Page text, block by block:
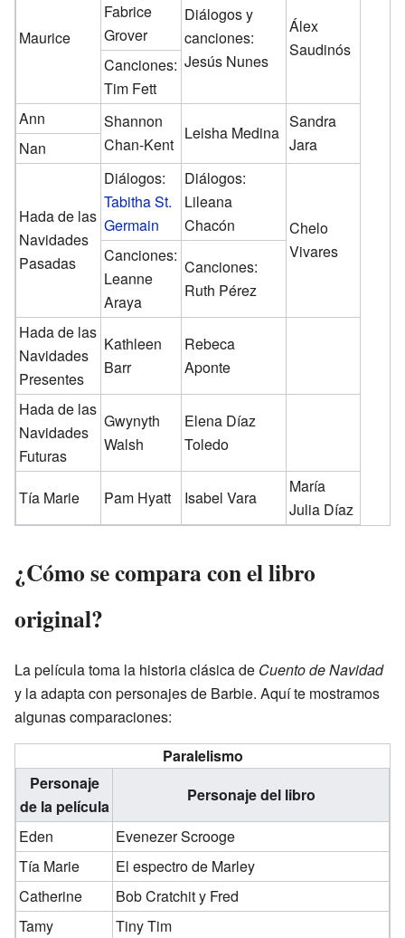
Maurice
Fabrice
Grover
Diálogos y
canciones:
Jesús Nunes
Álex
Saudinós
Canciones:
Tim Fett
Ann
Shannon
Chan-Kent
Leisha Medina
Sandra
Jara
Nan
Hada de las
Navidades
Pasadas
Diálogos:
Tabitha St.
Germain
Diálogos:
Lileana
Chacón
Chelo
Vivares
Canciones:
Leanne
Araya
Canciones:
Ruth Pérez
Hada de las
Navidades
Presentes
Kathleen
Barr
Rebeca
Aponte
Hada de las
Navidades
Futuras
Gwynyth
Walsh
Elena Díaz
Toledo
Tía Marie Pam Hyatt Isabel Vara
María
Julia Díaz
¿Cómo se compara con el libro
original?
La película toma la historia clásica de Cuento de Navidad
y la adapta con personajes de Barbie. Aquí te mostramos
algunas comparaciones:
Paralelismo
Personaje
de la película
Personaje del libro
Eden
Evenezer Scrooge
Tía Marie
El espectro de Marley
Catherine
Bob Cratchit y Fred
Tamy
Tiny Tim